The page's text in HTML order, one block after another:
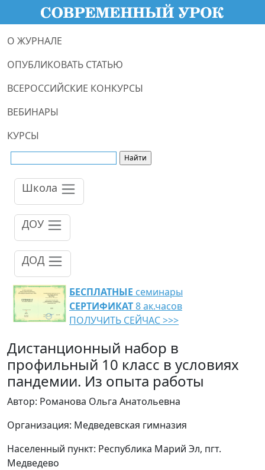
О ЖУРНАЛЕ
ОПУБЛИКОВАТЬ СТАТЬЮ
ВСЕРОССИЙСКИЕ КОНКУРСЫ
ВЕБИНАРЫ
КУРСЫ
Школа
ДОУ
ДОД
БЕСПЛАТНЫЕ семинары
СЕРТИФИКАТ8 ак.часов
ПОЛУЧИТЬ СЕЙЧАС >>>
Дистанционный набор в
профильный 10 класс в условиях
пандемии. Из опыта работы
Автор: Романова Ольга Анатольевна
Организация: Медведевская гимназия
Населенный пункт: Республика Марий Эл, пгт.
Медведево